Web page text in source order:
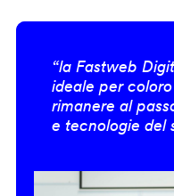
“la Fastweb
ideale per
rimanere al
e tecnologie del